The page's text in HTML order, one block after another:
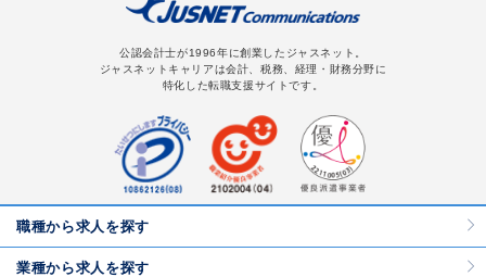
公認会計士が1996年に創業したジャスネット。
ジャスネットキャリアは会計、税務、経理・財務分野に
特化した転職支援サイトです。
職種から求人を探す
業種から求人を探す